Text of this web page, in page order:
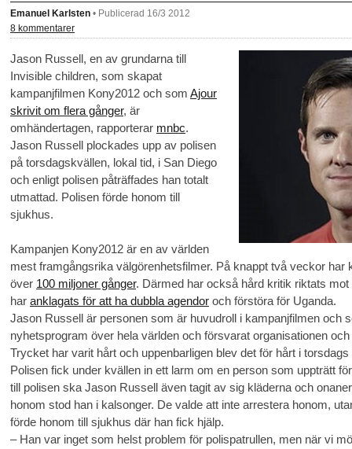
Emanuel Karlsten • Publicerad 16/3 2012
8 kommentarer
Jason Russell, en av grundarna till
Invisible children, som skapat
kampanjfilmen Kony2012 och som Ajour
skrivit om flera gånger, är
omhändertagen, rapporterar mnbc.
Jason Russell plockades upp av polisen
på torsdagskvällen, lokal tid, i San Diego
och enligt polisen påträffades han totalt
utmattad. Polisen förde honom till
sjukhus.
Kampanjen Kony2012 är en av världen
mest framgångsrika välgörenhetsfilmer. På knappt två veckor har
över 100 miljoner gånger. Därmed har också hård kritik riktats mot
har anklagats för att ha dubbla agendor och förstöra för Uganda.
Jason Russell är personen som är huvudroll i kampanjfilmen och
nyhetsprogram över hela världen och försvarat organisationen
Trycket har varit hårt och uppenbarligen blev det för hårt i torsdags
Polisen fick under kvällen in ett larm om en person som uppträtt
till polisen ska Jason Russell även tagit av sig kläderna och
honom stod han i kalsonger. De valde att inte arrestera honom,
förde honom till sjukhus där han fick hjälp.
– Han var inget som helst problem för polispatrullen, men när vi